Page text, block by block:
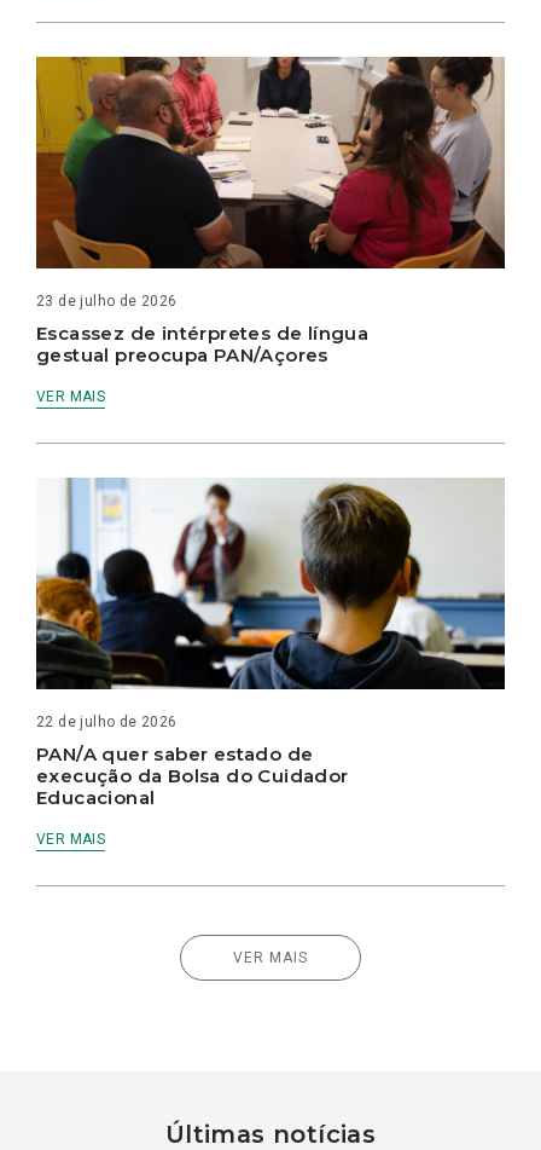
23 de julho de 2026
Escassez de intérpretes de língua
gestual preocupa PAN/Açores
VER MAIS
22 de julho de 2026
PAN/A quer saber estado de
execução da Bolsa do Cuidador
Educacional
VER MAIS
VER MAIS
Últimas notícias